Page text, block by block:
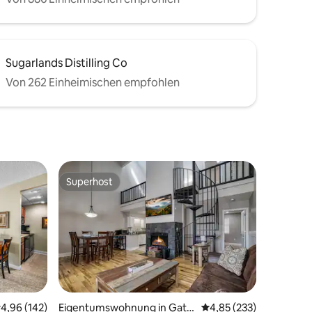
Sugarlands Distilling Co
Von 262 Einheimischen empfohlen
Bewertungen Bewertung: 4,96 von 5, 142 Bewertungen
4,96 (142)
Superhost
Superhost
Eigentumswohnung in Gatli Durchschnittliche
4,85 (233)